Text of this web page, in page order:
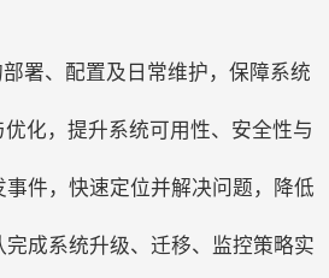
署、配置及日常维护，保障系统
化，提升系统可用性、安全性与
件，快速定位并解决问题，降低
成系统升级、迁移、监控策略实